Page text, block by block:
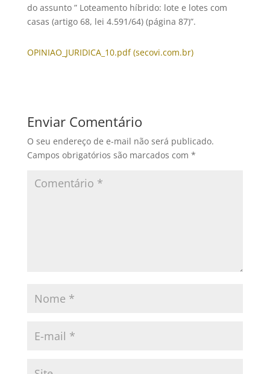
do assunto ” Loteamento híbrido: lote e lotes com
casas (artigo 68, lei 4.591/64) (página 87)”.
OPINIAO_JURIDICA_10.pdf (secovi.com.br)
Enviar Comentário
O seu endereço de e-mail não será publicado.
Campos obrigatórios são marcados com *